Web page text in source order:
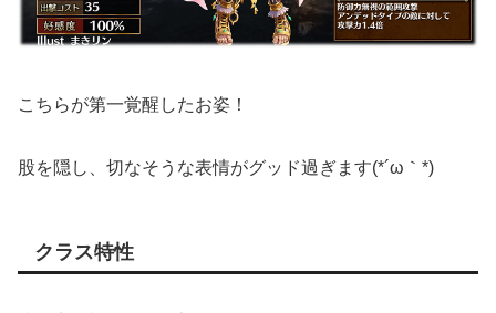
こちらが第一覚醒したお姿！
股を隠し、切なそうな表情がグッド過ぎます(*´ω｀*)
クラス特性